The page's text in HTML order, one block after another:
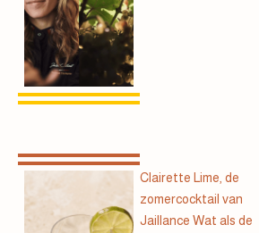
Clairette Lime, de
zomercocktail van
Jaillance Wat als de